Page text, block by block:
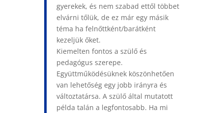
gyerekek, és nem szabad ettől többet
elvárni tőlük, de ez már egy másik
téma ha felnőttként/barátként
kezeljük őket.
Kiemelten fontos a szülő és
pedagógus szerepe.
Együttműködésüknek köszönhetően
van lehetőség egy jobb irányra és
változtatársa. A szülő által mutatott
példa talán a legfontosabb. Ha mi